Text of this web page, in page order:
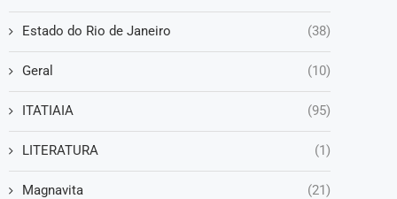
Estado do Rio de Janeiro (38)
Geral (10)
ITATIAIA (95)
LITERATURA (1)
Magnavita (21)